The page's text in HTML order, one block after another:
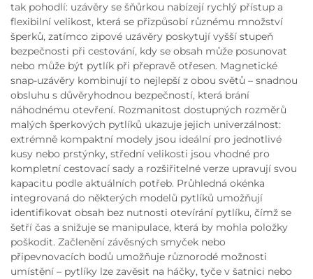
tak pohodlí: uzávěry se šňůrkou nabízejí rychlý přístup a
flexibilní velikost, která se přizpůsobí různému množství
šperků, zatímco zipové uzávěry poskytují vyšší stupeň
bezpečnosti při cestování, kdy se obsah může posunovat
nebo může být pytlík při přepravě otřesen. Magnetické
snap-uzávěry kombinují to nejlepší z obou světů – snadnou
obsluhu s důvěryhodnou bezpečností, která brání
náhodnému otevření. Rozmanitost dostupných rozměrů
malých šperkových pytlíků ukazuje jejich univerzálnost:
extrémně kompaktní modely jsou ideální pro jednotlivé
kusy nebo prstýnky, střední velikosti jsou vhodné pro
kompletní cestovací sady a rozšiřitelné verze upravují svou
kapacitu podle aktuálních potřeb. Průhledná okénka
integrovaná do některých modelů pytlíků umožňují
identifikovat obsah bez nutnosti otevírání pytlíku, čímž se
šetří čas a snižuje se manipulace, která by mohla položky
poškodit. Začlenění závěsných smyček nebo
připevnovacích bodů umožňuje různorodé možnosti
umístění – pytlíky lze zavěsit na háčky, tyče v šatnici nebo